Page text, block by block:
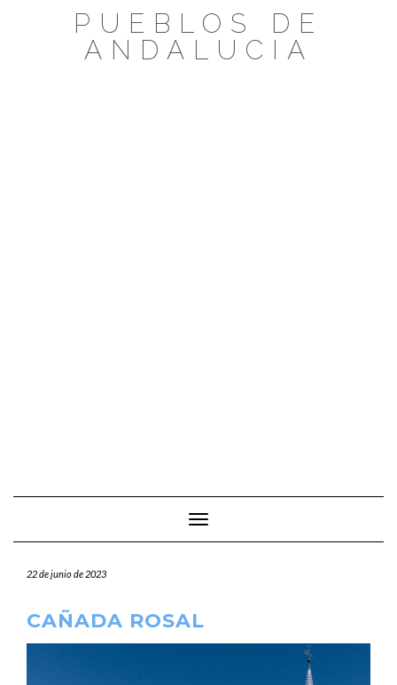
PUEBLOS DE
ANDALUCIA
Cambiar modo de navegación
22 de junio de 2023
CAÑADA ROSAL